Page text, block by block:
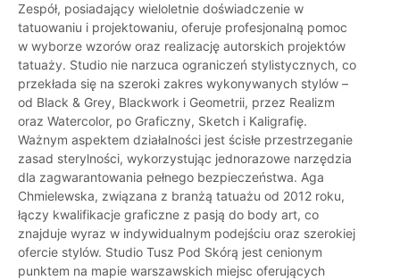
Zespół, posiadający wieloletnie doświadczenie w
tatuowaniu i projektowaniu, oferuje profesjonalną pomoc
w wyborze wzorów oraz realizację autorskich projektów
tatuaży. Studio nie narzuca ograniczeń stylistycznych, co
przekłada się na szeroki zakres wykonywanych stylów –
od Black & Grey, Blackwork i Geometrii, przez Realizm
oraz Watercolor, po Graficzny, Sketch i Kaligrafię.
Ważnym aspektem działalności jest ścisłe przestrzeganie
zasad sterylności, wykorzystując jednorazowe narzędzia
dla zagwarantowania pełnego bezpieczeństwa. Aga
Chmielewska, związana z branżą tatuażu od 2012 roku,
łączy kwalifikacje graficzne z pasją do body art, co
znajduje wyraz w indywidualnym podejściu oraz szerokiej
ofercie stylów. Studio Tusz Pod Skórą jest cenionym
punktem na mapie warszawskich miejsc oferujących